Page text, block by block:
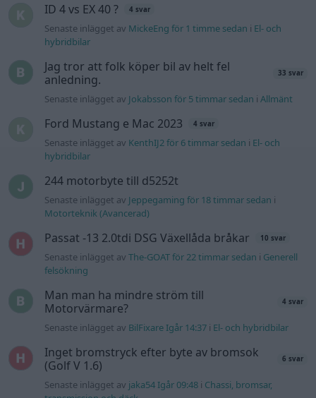
ID 4 vs EX 40 ? 4 svar
Senaste inlägget av MickeEng för 1 timme sedan i El- och
hybridbilar
Jag tror att folk köper bil av helt fel
anledning.
33 svar
Senaste inlägget av Jokabsson för 5 timmar sedan iAllmänt
Ford Mustang e Mac 2023 4 svar
Senaste inlägget av KenthIJ2 för 6 timmar sedan i El- och
hybridbilar
244 motorbyte till d5252t
Senaste inlägget av Jeppegaming för 18 timmar sedan i
Motorteknik (Avancerad)
Passat -13 2.0tdi DSG Växellåda bråkar 10 svar
Senaste inlägget avThe-GOAT för 22 timmar sedan i Generell
felsökning
Man man ha mindre ström till
Motorvärmare?
4 svar
Senaste inlägget av BilFixare Igår 14:37 i El- och hybridbilar
Inget bromstryck efter byte av bromsok
(Golf V 1.6)
6 svar
Senaste inlägget av jaka54 Igår 09:48 i Chassi, bromsar,